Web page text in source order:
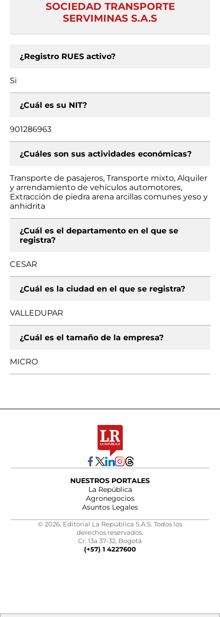
SOCIEDAD TRANSPORTE
SERVIMINAS S.A.S
¿Registro RUES activo?
Si
¿Cuál es su NIT?
901286963
¿Cuáles son sus actividades económicas?
Transporte de pasajeros, Transporte mixto, Alquiler
y arrendamiento de vehículos automotores,
Extracción de piedra arena arcillas comunes yeso y
anhidrita
¿Cuál es el departamento en el que se
registra?
CESAR
¿Cuál es la ciudad en el que se registra?
VALLEDUPAR
¿Cuál es el tamaño de la empresa?
MICRO
NUESTROS PORTALES
La República
Agronegocios
Asuntos Legales
© 2026, Editorial La República S.A.S. Todos los
derechos reservados.
Cr. 13a 37-32, Bogotá
(+57) 1 4227600